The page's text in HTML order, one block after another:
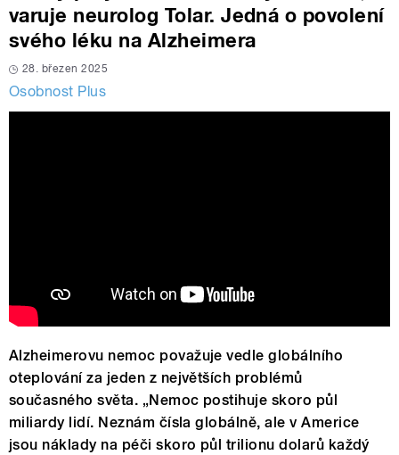
varuje neurolog Tolar. Jedná o povolení
svého léku na Alzheimera
28. březen 2025
Osobnost Plus
Alzheimerovu nemoc považuje vedle globálního
oteplování za jeden z největších problémů
současného světa. „Nemoc postihuje skoro půl
miliardy lidí. Neznám čísla globálně, ale v Americe
jsou náklady na péči skoro půl trilionu dolarů každý